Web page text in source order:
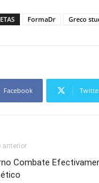
FormaDr Greco
Facebook
anterior
Combate